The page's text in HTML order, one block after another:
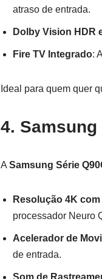
atraso de entrada.
Dolby Vision HDR
Fire TV Integrado:
Ideal para quem quer
4. Samsung
A Samsung Série
Resolução 4K
processador Neuro
Acelerador de
de entrada.
Som de